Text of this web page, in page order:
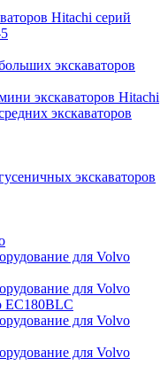
Hitachi серий
экскаваторов
экскаваторов Hitachi
экскаваторов
экскаваторов
для Volvo
для Volvo
EC180BLC
для Volvo
для Volvo